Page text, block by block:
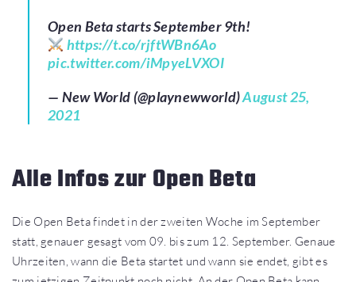
Open Beta starts September 9th!
https://t.co/rjftWBn6Ao
pic.twitter.com/iMpyeLVXOI
— New World (@playnewworld)August 25,
2021
Alle Infos zur Open Beta
Die Open Beta findet in der zweiten Woche im September
statt, genauer gesagt vom 09. bis zum 12. September. Genaue
Uhrzeiten, wann die Beta startet und wann sie endet, gibt es